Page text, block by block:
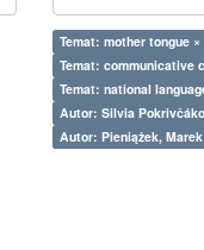
Temat: mother tongue ×
Temat: communicative
Temat: national
Autor: Silvia
Autor: Pieniążek, Marek